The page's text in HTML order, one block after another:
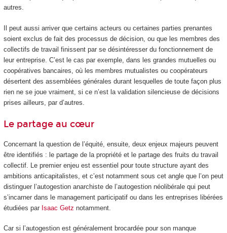
autres.
Il peut aussi arriver que certains acteurs ou certaines parties prenantes
soient exclus de fait des processus de décision, ou que les membres des
collectifs de travail finissent par se désintéresser du fonctionnement de
leur entreprise. C’est le cas par exemple, dans les grandes mutuelles ou
coopératives bancaires, où les membres mutualistes ou coopérateurs
désertent des assemblées générales durant lesquelles de toute façon plus
rien ne se joue vraiment, si ce n’est la validation silencieuse de décisions
prises ailleurs, par d’autres.
Le partage au cœur
Concernant la question de l’équité, ensuite, deux enjeux majeurs peuvent
être identifiés : le partage de la propriété et le partage des fruits du travail
collectif. Le premier enjeu est essentiel pour toute structure ayant des
ambitions anticapitalistes, et c’est notamment sous cet angle que l’on peut
distinguer l’autogestion anarchiste de l’autogestion néolibérale qui peut
s’incarner dans le management participatif ou dans les entreprises libérées
étudiées par Isaac Getz notamment.
Car si l’autogestion est généralement brocardée pour son manque